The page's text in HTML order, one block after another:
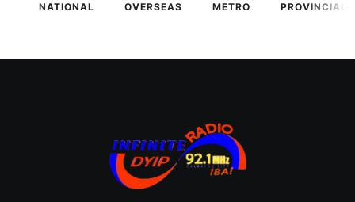
NATIONAL OVERSEAS METRO PROVINCIAL